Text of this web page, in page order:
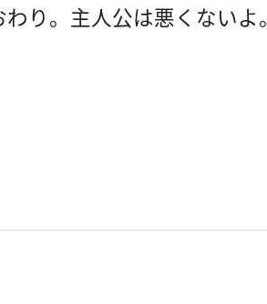
り。主人公は悪くないよ。